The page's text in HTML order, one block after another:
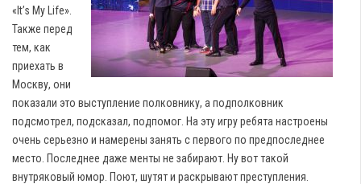
«It’s My Life».
Также перед
тем, как
приехать в
Москву, они
показали это выступление полковнику, а подполковник
подсмотрел, подсказал, подпомог. На эту игру ребята настроены
очень серьезно и намерены занять с первого по предпоследнее
место. Последнее даже менты не забирают. Ну вот такой
внутряковый юмор. Поют, шутят и раскрывают преступления.